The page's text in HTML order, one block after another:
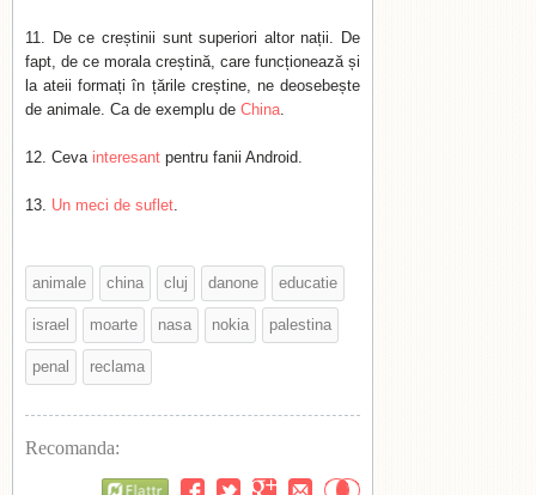
De ce creștinii sunt superiori altor nații. De
fapt, de ce morala creștină, care funcționează și
la ateii formați în țările creștine, ne deosebește
de animale. Ca de exemplu de China.
Ceva interesant pentru fanii Android.
Un meci de suflet.
animale china cluj danone educatie
israel moarte nasa nokia palestina
penal reclama
Recomanda: